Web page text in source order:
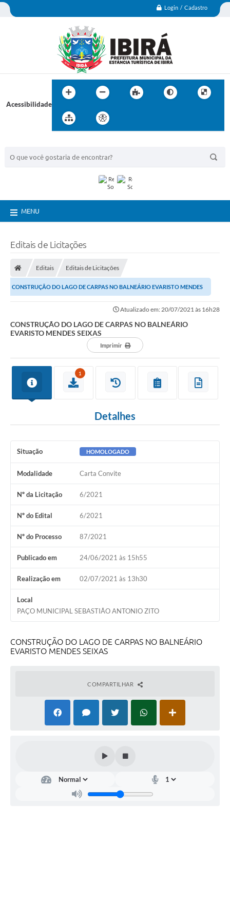
Login / Cadastro
Acessibilidade
MENU
Editais de Licitações
Editais Editais de Licitações
CONSTRUÇÃO DO LAGO DE CARPAS NO BALNEÁRIO EVARISTO MENDES
Atualizado em: 20/07/2021 às 16h28
CONSTRUÇÃO DO LAGO DE CARPAS NO BALNEÁRIO
EVARISTO MENDES SEIXAS
Imprimir
1
Detalhes
Situação HOMOLOGADO
Modalidade Carta Convite
Nº da Licitação 6/2021
Nº do Edital 6/2021
Nº do Processo 87/2021
Publicado em 24/06/2021 às 15h55
Realização em 02/07/2021 às 13h30
Local
PAÇO MUNICIPAL SEBASTIÃO ANTONIO ZITO
CONSTRUÇÃO DO LAGO DE CARPAS NO BALNEÁRIO
EVARISTO MENDES SEIXAS
COMPARTILHAR